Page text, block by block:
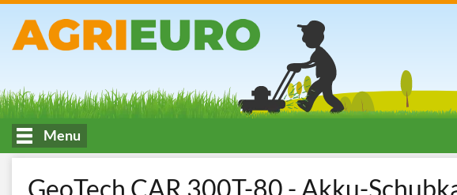
Menu
GeoTech CAR 300T-80 - Akku-